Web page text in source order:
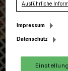
Ausführliche
Impressum
Datenschutz